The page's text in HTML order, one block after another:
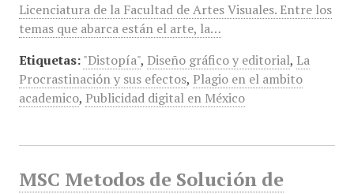
Licenciatura de la Facultad de Artes Visuales. Entre los
temas que abarca están el arte, la…
Etiquetas: "Distopía", Diseño gráfico y editorial, La
Procrastinación y sus efectos, Plagio en el ambito
academico, Publicidad digital en México
MSC Metodos de Solución de